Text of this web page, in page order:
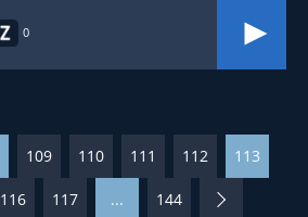
0
109 110 111 112 113
116 117 ... 144